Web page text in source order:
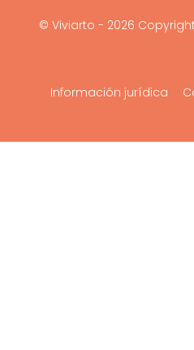
© Viviarto - 2026
Información jurídica